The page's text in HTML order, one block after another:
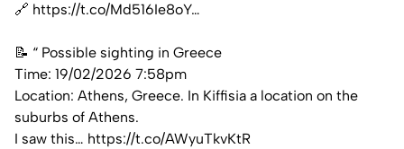
🔗 https://t.co/Md516Ie8oY…
📝 “ Possible sighting in Greece
Time: 19/02/2026 7:58pm
Location: Athens, Greece. In Kiffisia a location on the
suburbs of Athens.
I saw this… https://t.co/AWyuTkvKtR